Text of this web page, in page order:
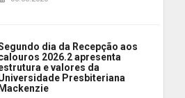
dia da Recepção aos
2026.2 apresenta
e valores da
Presbiteriana
Mackenzie